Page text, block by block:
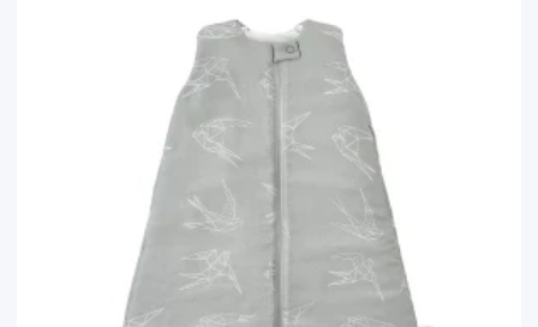
Wyprawka